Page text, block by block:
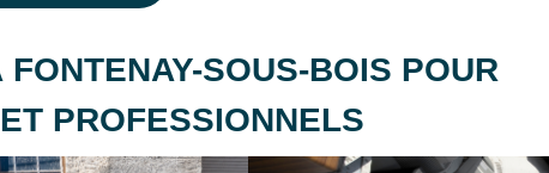
SOUS-BOIS POUR
PROFESSIONNELS